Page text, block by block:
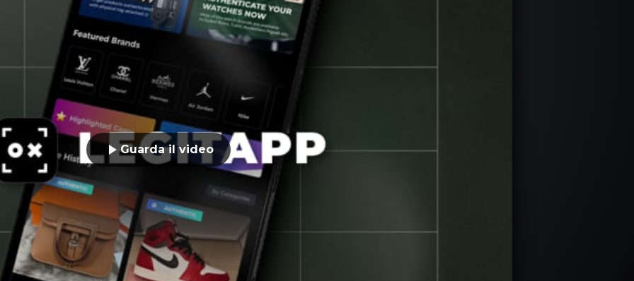
Guarda il video